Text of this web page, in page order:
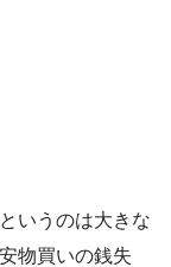
いうのは大きな
物買いの銭失